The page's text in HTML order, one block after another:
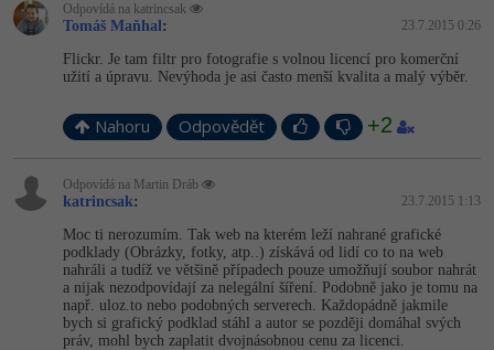
WordPress specialista
SEO specialista
Umělá inteligence (AI)
Pro děti
Více
Fórum
Windows
Linux
Sítě
Kybernetická bezpečnost
Elektronický podpis
Fórum
Fórum
Příběhy absolventů
Kariéra
Pro firmy
Odpovídá na katrincsak
Tomáš Maňhal: 23.7.2015 0:26
Flickr. Je tam filtr pro fotografie s volnou licencí pro komerční
užití a úpravu. Nevýhoda je asi často menší kvalita a malý výběr.
Nahoru Odpovědět +2
Odpovídá na Martin Dráb
katrincsak: 23.7.2015 1:13
Moc ti nerozumím. Tak web na kterém leží nahrané grafické
podklady (Obrázky, fotky, atp..) získává od lidí co to na web
nahráli a tudíž ve většině případech pouze umožňují soubor nahrát
a nijak nezodpovídají za nelegální šíření. Podobně jako je tomu na
např. uloz.to nebo podobných serverech. Každopádně jakmile
bych si grafický podklad stáhl a autor se později domáhal svých
práv, mohl bych zaplatit dvojnásobnou cenu za licenci.